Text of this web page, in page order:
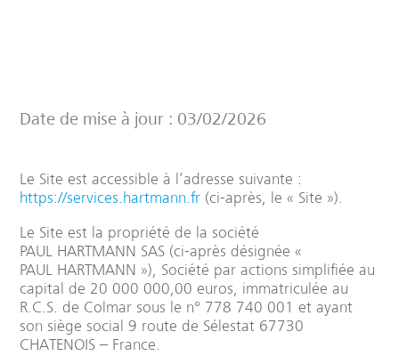
Date de mise à jour : 03/02/2026
Le Site est accessible à l’adresse suivante :
https://services.hartmann.fr (ci-après, le « Site »).
Le Site est la propriété de la société
PAUL HARTMANN SAS (ci-après désignée «
PAUL HARTMANN »), Société par actions simplifiée au
capital de 20 000 000,00 euros, immatriculée au
R.C.S. de Colmar sous le n° 778 740 001 et ayant
son siège social 9 route de Sélestat 67730
CHATENOIS – France.